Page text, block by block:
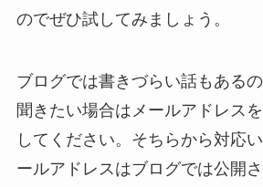
のでぜひ試してみましょう。
ブログでは書きづらい話もある
聞きたい場合はメールアドレス
してください。そちらから対応
ールアドレスはブログでは公開さ